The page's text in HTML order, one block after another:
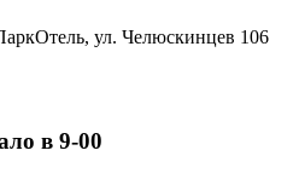
ул. Челюскинцев 106
в 9-00